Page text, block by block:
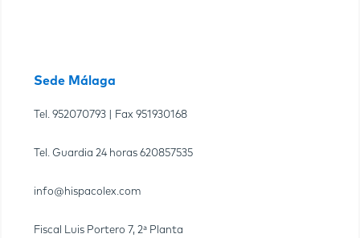
Sede Málaga
Tel. 952070793 | Fax 951930168
Tel. Guardia 24 horas 620857535
info@hispacolex.com
Fiscal Luis Portero 7, 2ª Planta